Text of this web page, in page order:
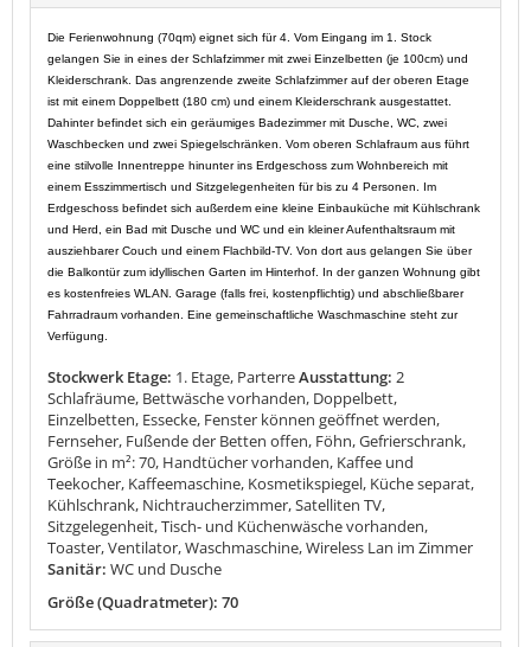
Die Ferienwohnung (70qm) eignet sich für 4. Vom Eingang im 1. Stock
gelangen Sie in eines der Schlafzimmer mit zwei Einzelbetten (je 100cm) und
Kleiderschrank. Das angrenzende zweite Schlafzimmer auf der oberen Etage
ist mit einem Doppelbett (180 cm) und einem Kleiderschrank ausgestattet.
Dahinter befindet sich ein geräumiges Badezimmer mit Dusche, WC, zwei
Waschbecken und zwei Spiegelschränken. Vom oberen Schlafraum aus führt
eine stilvolle Innentreppe hinunter ins Erdgeschoss zum Wohnbereich mit
einem Esszimmertisch und Sitzgelegenheiten für bis zu 4 Personen. Im
Erdgeschoss befindet sich außerdem eine kleine Einbauküche mit Kühlschrank
und Herd, ein Bad mit Dusche und WC und ein kleiner Aufenthaltsraum mit
ausziehbarer Couch und einem Flachbild-TV. Von dort aus gelangen Sie über
die Balkontür zum idyllischen Garten im Hinterhof. In der ganzen Wohnung gibt
es kostenfreies WLAN. Garage (falls frei, kostenpflichtig) und abschließbarer
Fahrradraum vorhanden. Eine gemeinschaftliche Waschmaschine steht zur
Verfügung.
Stockwerk Etage: 1. Etage, ParterreAusstattung: 2
Schlafräume, Bettwäsche vorhanden, Doppelbett,
Einzelbetten, Essecke, Fenster können geöffnet werden,
Fernseher, Fußende der Betten offen, Föhn, Gefrierschrank,
Größe in m²: 70, Handtücher vorhanden, Kaffee und
Teekocher, Kaffeemaschine, Kosmetikspiegel, Küche separat,
Kühlschrank, Nichtraucherzimmer, Satelliten TV,
Sitzgelegenheit, Tisch- und Küchenwäsche vorhanden,
Toaster, Ventilator, Waschmaschine, Wireless Lan im Zimmer
Sanitär: WC und Dusche
Größe (Quadratmeter): 70